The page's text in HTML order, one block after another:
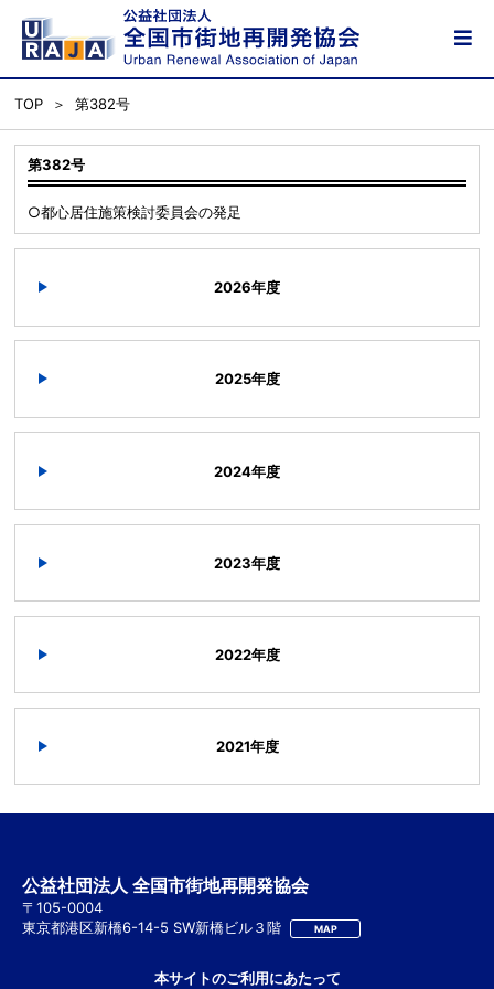
TOP 第382号
第382号
○都心居住施策検討委員会の発足
2026年度
2025年度
2024年度
2023年度
2022年度
2021年度
本サイトのご利用にあたって
公益社団法人 全国市街地再開発協会
〒105-0004
東京都港区新橋6-14-5 SW新橋ビル３階
MAP